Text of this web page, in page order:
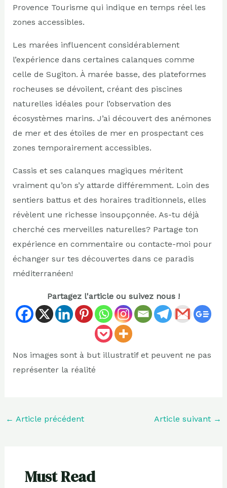
Provence Tourisme qui indique en temps réel les
zones accessibles.
Les marées influencent considérablement
l’expérience dans certaines calanques comme
celle de Sugiton. À marée basse, des plateformes
rocheuses se dévoilent, créant des piscines
naturelles idéales pour l’observation des
écosystèmes marins. J’ai découvert des anémones
de mer et des étoiles de mer en prospectant ces
zones temporairement accessibles.
Cassis et ses calanques magiques méritent
vraiment qu’on s’y attarde différemment. Loin des
sentiers battus et des horaires traditionnels, elles
révèlent une richesse insoupçonnée. As-tu déjà
cherché ces merveilles naturelles? Partage ton
expérience en commentaire ou contacte-moi pour
échanger sur tes découvertes dans ce paradis
méditerranéen!
Partagez l'article ou suivez nous !
Nos images sont à but illustratif et peuvent ne pas
représenter la réalité
← Article précédent Article suivant →
Must Read